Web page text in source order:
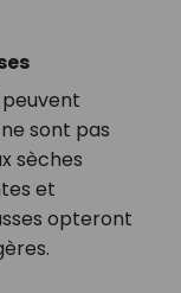
sont pas
sèches
et
opteront